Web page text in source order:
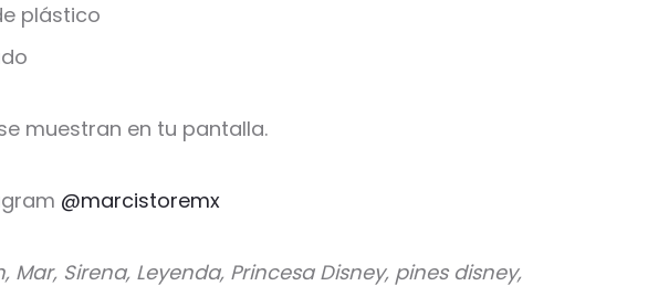
plástico
muestran en tu pantalla.
@marcistoremx
Sirena, Leyenda, Princesa Disney, pines disney,